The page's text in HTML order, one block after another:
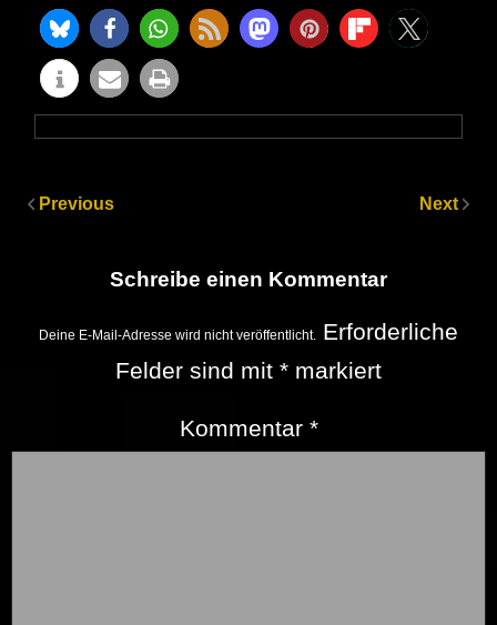
Previous Next
Schreibe einen Kommentar
Deine E-Mail-Adresse wird nicht veröffentlicht. Erforderliche
Felder sind mit * markiert
Kommentar *